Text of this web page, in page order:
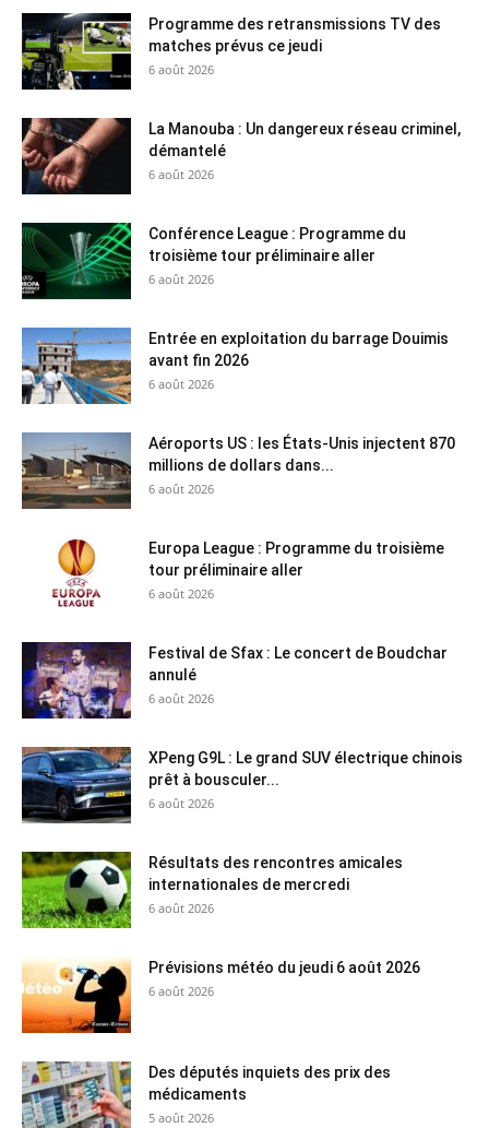
Programme des retransmissions TV des
matches prévus ce jeudi
6 août 2026
La Manouba : Un dangereux réseau criminel,
démantelé
6 août 2026
Conférence League : Programme du
troisième tour préliminaire aller
6 août 2026
Entrée en exploitation du barrage Douimis
avant fin 2026
6 août 2026
Aéroports US : les États-Unis injectent 870
millions de dollars dans...
6 août 2026
Europa League : Programme du troisième
tour préliminaire aller
6 août 2026
Festival de Sfax : Le concert de Boudchar
annulé
6 août 2026
XPeng G9L : Le grand SUV électrique chinois
prêt à bousculer...
6 août 2026
Résultats des rencontres amicales
internationales de mercredi
6 août 2026
Prévisions météo du jeudi 6 août 2026
6 août 2026
Des députés inquiets des prix des
médicaments
5 août 2026